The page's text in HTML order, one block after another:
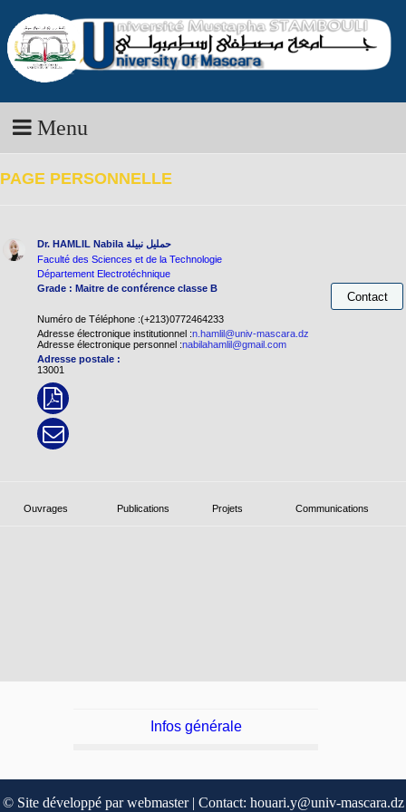
Menu
PAGE PERSONNELLE
Dr. HAMLIL Nabila حمليل نبيلة
Faculté des Sciences et de la Technologie
Département Electrotéchnique
Grade : Maitre de conférence classe B
Numéro de Téléphone :(+213)0772464233
Adresse électronique institutionnel :n.hamlil@univ-mascara.dz
Adresse électronique personnel :nabilahamlil@gmail.com
Adresse postale :
13001
Ouvrages Publications Projets Communications
Infos générale
© Site développé par webmaster | Contact: houari.y@univ-mascara.dz